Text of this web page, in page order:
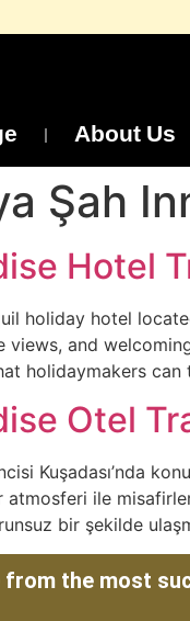
About Us
Şah
Hotel
holiday hotel
views, and
holidaymakers
Otel
Kuşadası’nda
atmosferi ile
bir şekilde
the most